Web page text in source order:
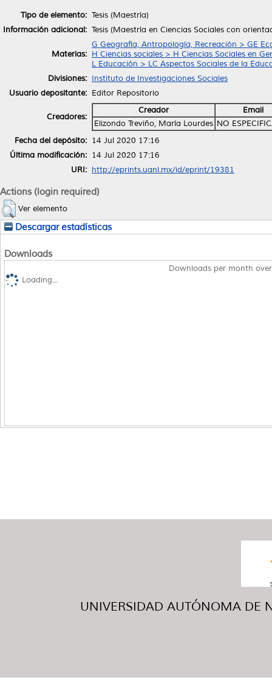
Tipo de elemento: Tesis (Maestría)
Información adicional: Tesis (Maestría en Ciencias Sociales con
Materias:
G Geografía, Antropología, Recreación > GE
H Ciencias sociales > H Ciencias Sociales en
L Educación > LC Aspectos Sociales de la
Divisiones: Instituto de Investigaciones Sociales
Usuario depositante: Editor Repositorio
Creadores:
Creador
Email
Elizondo Treviño, María Lourdes NO
Fecha del depósito: 14 Jul 2020 17:16
Última modificación: 14 Jul 2020 17:16
URI: http://eprints.uanl.mx/id/eprint/19381
Actions (login required)
Ver elemento
Descargar estadísticas
Downloads
Downloads per month
Loading...
UNIVERSIDAD AUTÓNOMA DE